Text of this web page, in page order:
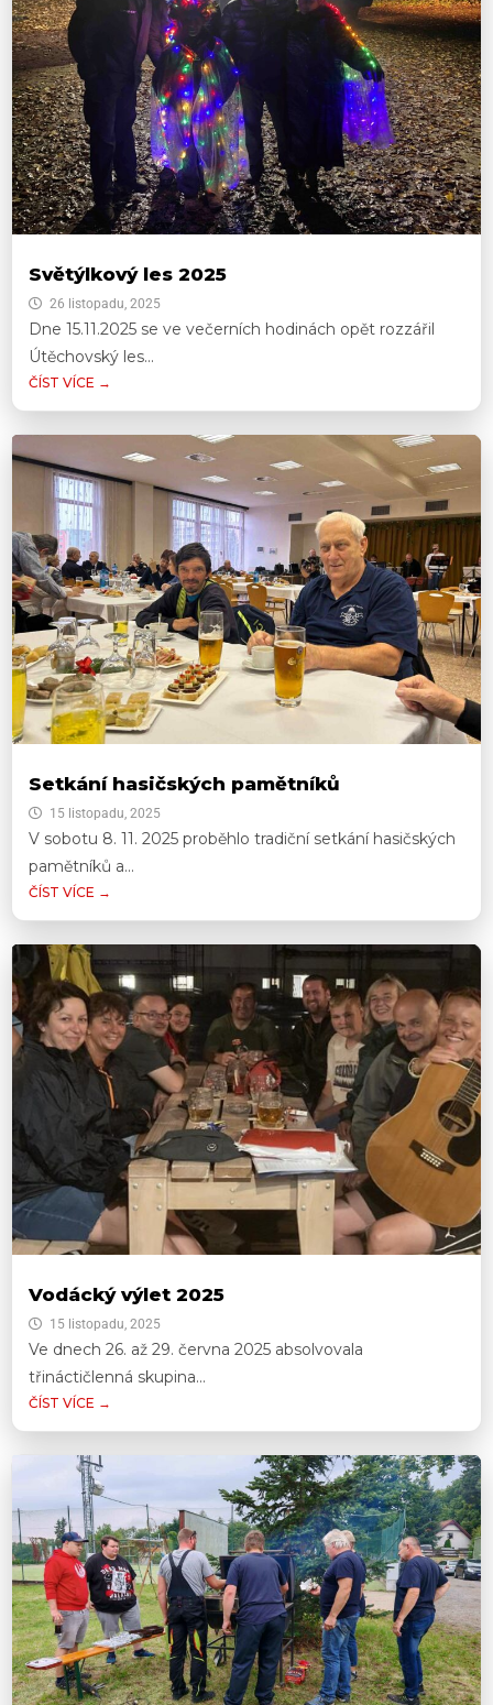
Světýlkový les 2025
26 listopadu, 2025
Dne 15.11.2025 se ve večerních hodinách opět rozzářil
Útěchovský les...
ČÍST VÍCE →
Setkání hasičských pamětníků
15 listopadu, 2025
V sobotu 8. 11. 2025 proběhlo tradiční setkání hasičských
pamětníků a...
ČÍST VÍCE →
Vodácký výlet 2025
15 listopadu, 2025
Ve dnech 26. až 29. června 2025 absolvovala
třináctičlenná skupina...
ČÍST VÍCE →